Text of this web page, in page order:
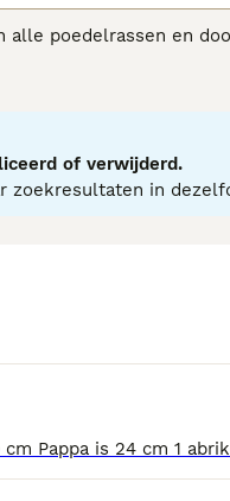
alle poedelrassen en
gezorgd dat
voor informatie over dit
of verwijderd.
zoekresultaten in